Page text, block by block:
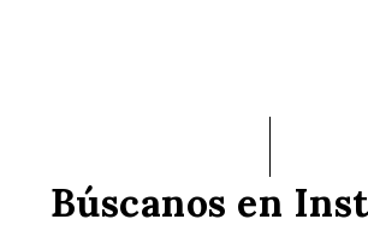
Búscanos en